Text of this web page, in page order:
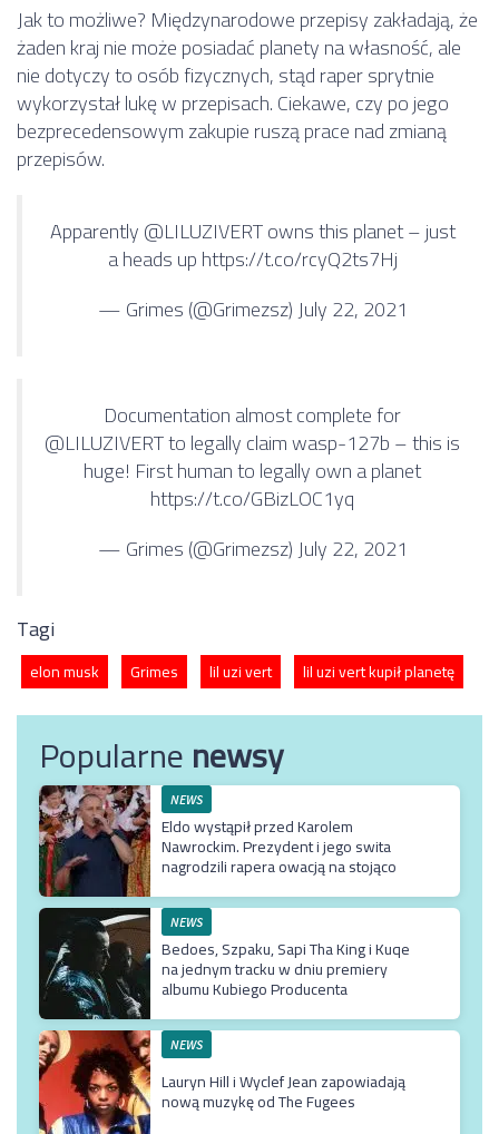
Jak to możliwe? Międzynarodowe przepisy zakładają, że
żaden kraj nie może posiadać planety na własność, ale
nie dotyczy to osób fizycznych, stąd raper sprytnie
wykorzystał lukę w przepisach. Ciekawe, czy po jego
bezprecedensowym zakupie ruszą prace nad zmianą
przepisów.
Apparently@LILUZIVERTowns this planet – just
a heads uphttps://t.co/rcyQ2ts7Hj
— Grimes (@Grimezsz)July 22, 2021
Documentation almost complete for
@LILUZIVERTto legally claim wasp-127b – this is
huge! First human to legally own a planet
https://t.co/GBizLOC1yq
— Grimes (@Grimezsz)July 22, 2021
Tagi
elon musk Grimes lil uzi vert lil uzi vert kupił planetę
Popularnenewsy
NEWS
Eldo wystąpił przed Karolem
Nawrockim. Prezydent i jego swita
nagrodzili rapera owacją na stojąco
NEWS
Bedoes, Szpaku, Sapi Tha King i Kuqe
na jednym tracku w dniu premiery
albumu Kubiego Producenta
NEWS
Lauryn Hill i Wyclef Jean zapowiadają
nową muzykę od The Fugees